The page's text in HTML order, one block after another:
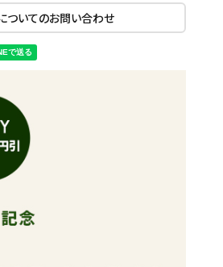
ついてのお問い合わせ